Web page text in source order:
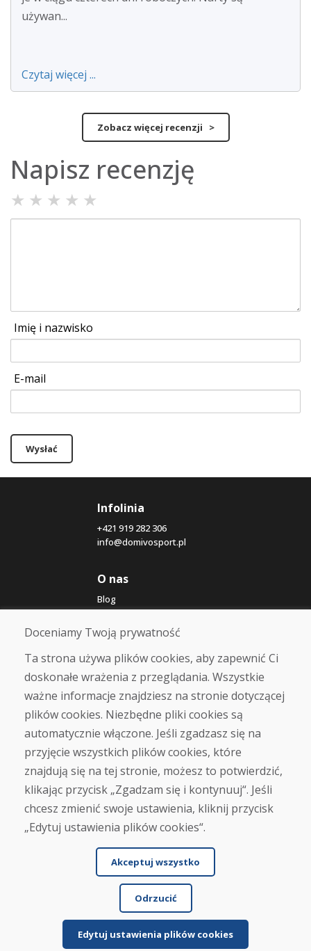
używan...
Czytaj więcej ...
Zobacz więcej recenzji >
Napisz recenzję
★ ★ ★ ★ ★
Imię i nazwisko
E-mail
Wysłać
Infolinia
+421 919 282 306
info@domivosport.pl
O nas
Blog
O nas
Sklep
Kontakt
Zakup
Sklep internetowy
Warunki handlowe
Transport
Zapłata
Skarga
Zwrot i wymiana towaru
Ochrona danych osobowych
Cookies
© DOMIVOSPORT 2026, wszystkie prawa zastrzeżone
Doceniamy Twoją prywatność
Ta strona używa plików cookies, aby zapewnić Ci
doskonałe wrażenia z przeglądania. Wszystkie
ważne informacje znajdziesz na stronie dotyczącej
plików cookies. Niezbędne pliki cookies są
automatycznie włączone. Jeśli zgadzasz się na
przyjęcie wszystkich plików cookies, które
znajdują się na tej stronie, możesz to potwierdzić,
klikając przycisk „Zgadzam się i kontynuuj“. Jeśli
chcesz zmienić swoje ustawienia, kliknij przycisk
„Edytuj ustawienia plików cookies“.
Akceptuj wszystko
Odrzucić
Edytuj ustawienia plików cookies